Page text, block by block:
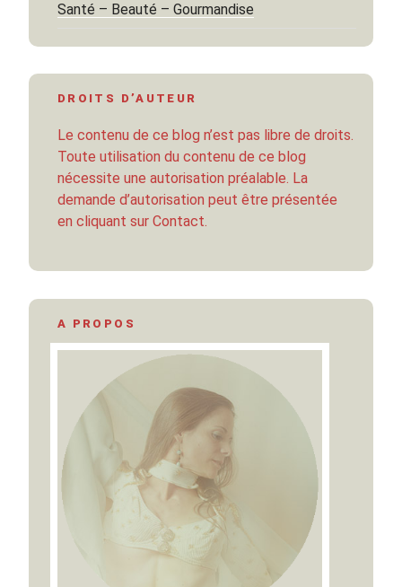
Santé – Beauté – Gourmandise
DROITS D’AUTEUR
Le contenu de ce blog n’est pas libre de droits.
Toute utilisation du contenu de ce blog
nécessite une autorisation préalable. La
demande d’autorisation peut être présentée
en cliquant sur Contact.
A PROPOS